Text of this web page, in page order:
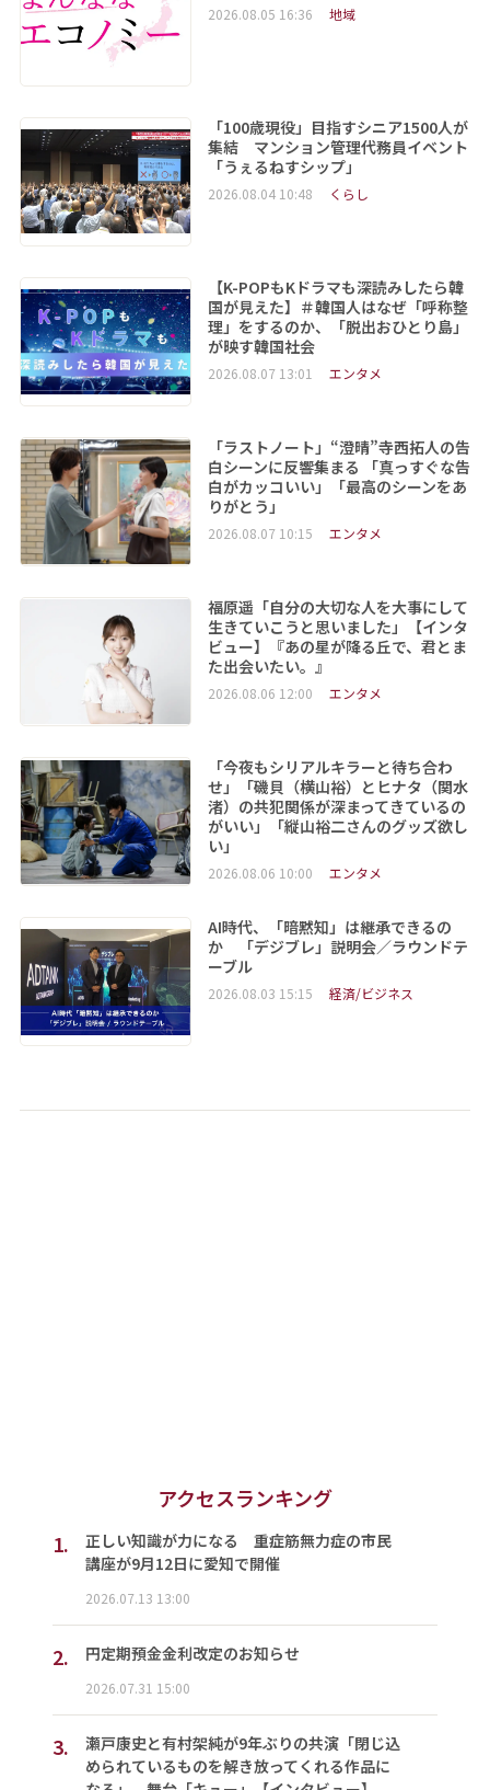
2026.08.05 16:36 地域
「100歳現役」目指すシニア1500人が
集結 マンション管理代務員イベント
「うぇるねすシップ」
2026.08.04 10:48 くらし
【K-POPもKドラマも深読みしたら韓
国が見えた】＃韓国人はなぜ「呼称整
理」をするのか、「脱出おひとり島」
が映す韓国社会
2026.08.07 13:01 エンタメ
「ラストノート」“澄晴”寺西拓人の告
白シーンに反響集まる 「真っすぐな告
白がカッコいい」「最高のシーンをあ
りがとう」
2026.08.07 10:15 エンタメ
福原遥「自分の大切な人を大事にして
生きていこうと思いました」【インタ
ビュー】『あの星が降る丘で、君とま
た出会いたい。』
2026.08.06 12:00 エンタメ
「今夜もシリアルキラーと待ち合わ
せ」「磯貝（横山裕）とヒナタ（関水
渚）の共犯関係が深まってきているの
がいい」「縦山裕二さんのグッズ欲し
い」
2026.08.06 10:00 エンタメ
AI時代、「暗黙知」は継承できるの
か 「デジブレ」説明会／ラウンドテ
ーブル
2026.08.03 15:15 経済/ビジネス
アクセスランキング
1.
正しい知識が力になる 重症筋無力症の市民
講座が9月12日に愛知で開催
2026.07.13 13:00
2. 円定期預金金利改定のお知らせ
2026.07.31 15:00
3.
瀬戸康史と有村架純が9年ぶりの共演「閉じ込
められているものを解き放ってくれる作品に